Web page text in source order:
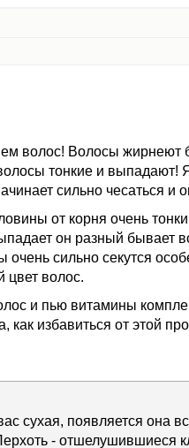
волос! Волосы жирнеют
волосы тонкие и
сильно чесаться и
от корня очень
он разный бывает
сильно секутся
цвет волос.
и пью витамины
как избавиться от этой
сухая, появляется она
- отшелушившиеся